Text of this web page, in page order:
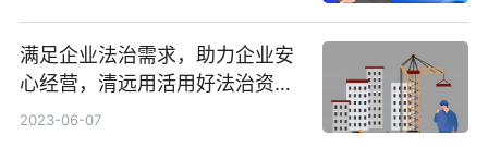
满足企业法治需求，助力企业安
心经营，清远用活用好法治资源
护航经济发展-环球视讯
2023-06-07